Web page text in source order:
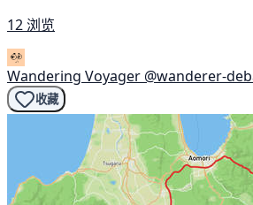
12 浏览
Wandering Voyager @wanderer-
收藏